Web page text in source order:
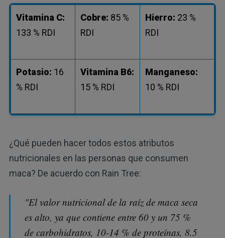
Vitamina C:
133 % RDI
Cobre: 85 %
RDI
Hierro: 23 %
RDI
Potasio: 16
% RDI
Vitamina B6:
15 % RDI
Manganeso:
10 % RDI
¿Qué pueden hacer todos estos atributos
nutricionales en las personas que consumen
maca? De acuerdo con Rain Tree:
"El valor nutricional de la raíz de maca seca
es alto, ya que contiene entre 60 y un 75 %
de carbohidratos, 10-14 % de proteínas, 8.5